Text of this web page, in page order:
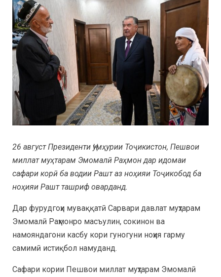
26 август Президенти Ҷумҳурии Тоҷикистон, Пешвои
миллат муҳтарам Эмомалӣ Раҳмон дар идомаи
сафари корӣ ба водии Рашт аз ноҳияи Тоҷикобод ба
ноҳияи Рашт ташриф оварданд.
Дар фурудгоҳи муваққатӣ Сарвари давлат муҳтарам
Эмомалӣ Раҳмонро масъулин, сокинон ва
намояндагони касбу кори гуногуни ноҳия гарму
самимӣ истиқбол намуданд.
Сафари кории Пешвои миллат муҳтарам Эмомалӣ